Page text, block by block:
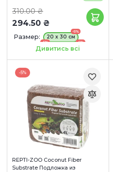
310.00 ₴
294.50 ₴
Размер:
-5%
20 x 30 см
-5%
30 x 30 см
-5%
45 x 45 см
-5%
Дивитись всі
-5%
REPTI-ZOO Coconut Fiber
Substrate Подложка из